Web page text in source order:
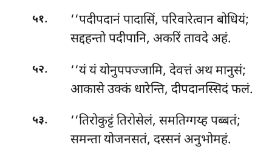
५१. ‘‘पदीपदानंपादासिं, परिवारेत्वान बोधियं;
सद्दहन्तो पदीपानि, अकरिं तावदे अहं.
५२.
‘‘यं यं योनुपपज्जामि, देवत्तं अथ मानुसं;
आकासे उक्कं धारेन्ति, दीपदानस्सिदं फलं.
५३.
‘‘तिरोकुट्टं तिरोसेलं, समतिग्गय्ह पब्बतं;
समन्ता योजनसतं, दस्सनं अनुभोमहं.